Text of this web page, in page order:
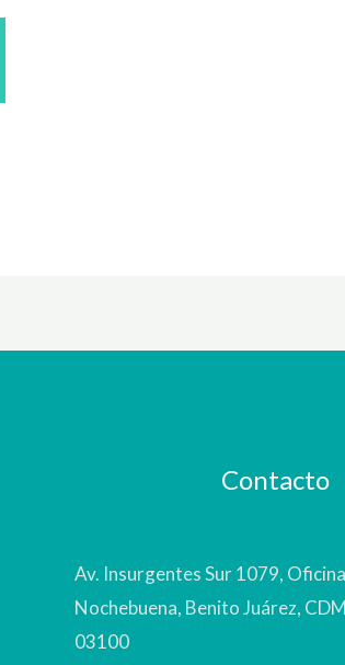
Contacto
Av. Insurgentes Sur 1079,
Nochebuena, Benito Juárez,
03100